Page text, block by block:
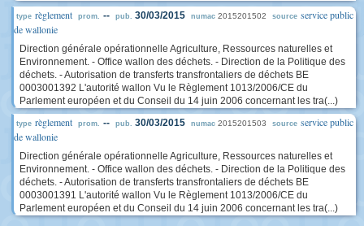
type règlement prom. -- pub. 30/03/2015 numac 2015201502 source service public
de wallonie
Direction générale opérationnelle Agriculture, Ressources naturelles et
Environnement. - Office wallon des déchets. - Direction de la Politique des
déchets. - Autorisation de transferts transfrontaliers de déchets BE
0003001392 L'autorité wallon Vu le Règlement 1013/2006/CE du
Parlement européen et du Conseil du 14 juin 2006 concernant les tra(...)
type règlement prom. -- pub. 30/03/2015 numac 2015201503 source service public
de wallonie
Direction générale opérationnelle Agriculture, Ressources naturelles et
Environnement. - Office wallon des déchets. - Direction de la Politique des
déchets. - Autorisation de transferts transfrontaliers de déchets BE
0003001391 L'autorité wallon Vu le Règlement 1013/2006/CE du
Parlement européen et du Conseil du 14 juin 2006 concernant les tra(...)